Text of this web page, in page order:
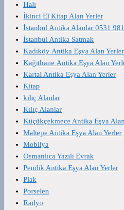
Halı
İkinci El Kitap Alan Yerler
İstanbul Antika Alanlar 0531
İstanbul Antika Satmak
Kadıköy Antika Eşya Alan Yerler
Kağıthane Antika Eşya Alan
Kartal Antika Eşya Alan Yerler
Kitap
kılıç Alanlar
Kılıç Alanlar
Küçükçekmece Antika Eşya
Maltepe Antika Eşya Alan Yerler
Mobilya
Osmanlıca Yazılı Evrak
Pendik Antika Eşya Alan Yerler
Plak
Porselen
Radyo